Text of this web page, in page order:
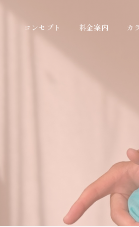
コンセプト 料金案内 カ